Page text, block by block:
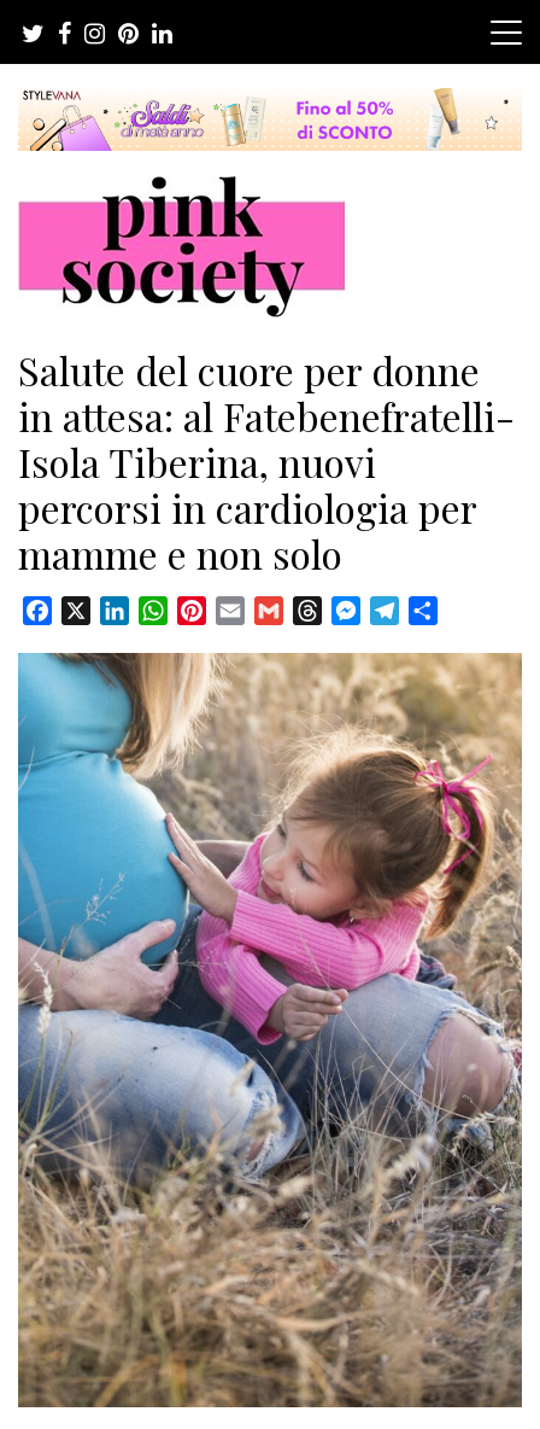
contenuto
Pink Society
Salute del cuore per donne
in attesa: al Fatebenefratelli-
Isola Tiberina, nuovi
percorsi in cardiologia per
mamme e non solo
Facebook LinkedInWhatsAppPinterest
Email Gmail ThreadsMessenger
Telegram